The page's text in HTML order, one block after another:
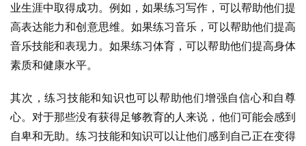
业生涯中取得成功。例如，如果练习写作，可以帮助他们提
高表达能力和创意思维。如果练习音乐，可以帮助他们提高
音乐技能和表现力。如果练习体育，可以帮助他们提高身体
素质和健康水平。
其次，练习技能和知识也可以帮助他们增强自信心和自尊
心。对于那些没有获得足够教育的人来说，他们可能会感到
自卑和无助。练习技能和知识可以让他们感到自己正在变得